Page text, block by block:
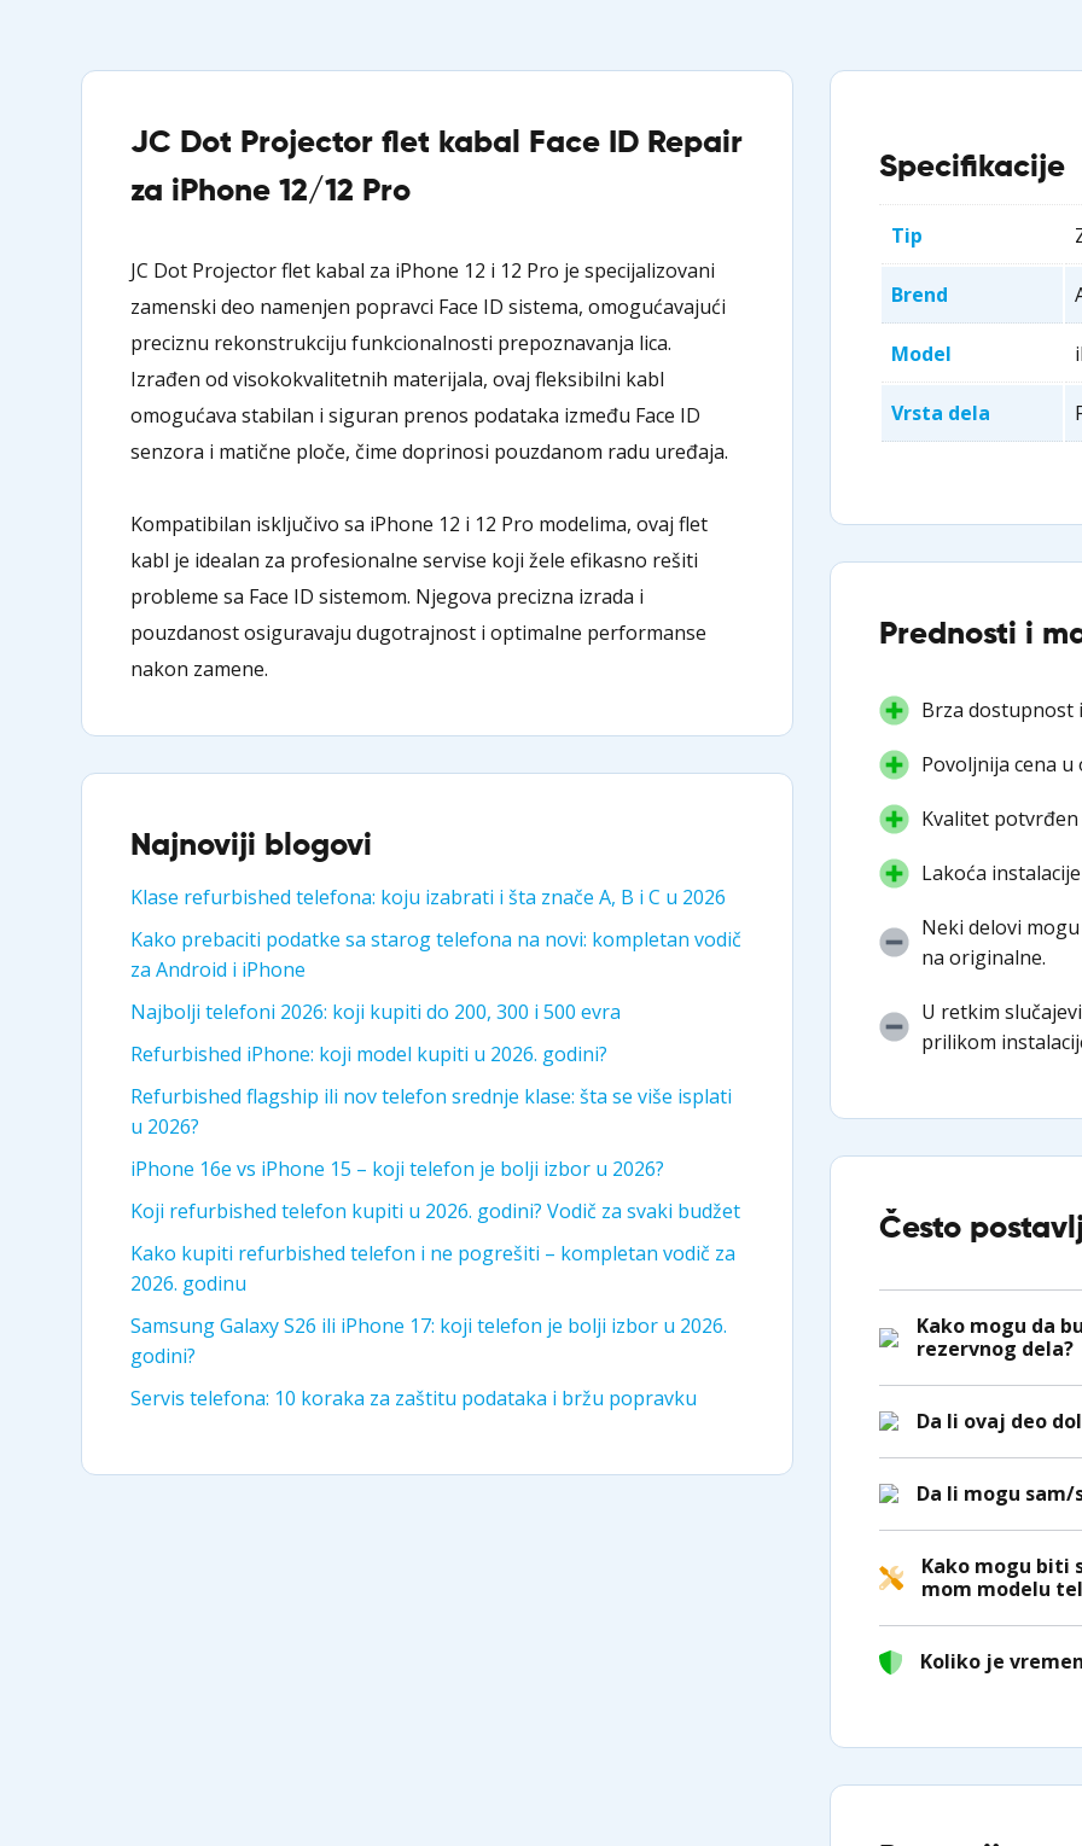
JC Dot Projector flet kabal Face ID Repair
za iPhone 12/12 Pro
JC Dot Projector flet kabal za iPhone 12 i 12 Pro je specijalizovani
zamenski deo namenjen popravci Face ID sistema, omogućavajući
preciznu rekonstrukciju funkcionalnosti prepoznavanja lica.
Izrađen od visokokvalitetnih materijala, ovaj fleksibilni kabl
omogućava stabilan i siguran prenos podataka između Face ID
senzora i matične ploče, čime doprinosi pouzdanom radu uređaja.
Kompatibilan isključivo sa iPhone 12 i 12 Pro modelima, ovaj flet
kabl je idealan za profesionalne servise koji žele efikasno rešiti
probleme sa Face ID sistemom. Njegova precizna izrada i
pouzdanost osiguravaju dugotrajnost i optimalne performanse
nakon zamene.
Najnoviji blogovi
Klase refurbished telefona: koju izabrati i šta znače A, B i C u 2026
Kako prebaciti podatke sa starog telefona na novi: kompletan vodič
za Android i iPhone
Najbolji telefoni 2026: koji kupiti do 200, 300 i 500 evra
Refurbished iPhone: koji model kupiti u 2026. godini?
Refurbished flagship ili nov telefon srednje klase: šta se više isplati
u 2026?
iPhone 16e vs iPhone 15 – koji telefon je bolji izbor u 2026?
Koji refurbished telefon kupiti u 2026. godini? Vodič za svaki budžet
Kako kupiti refurbished telefon i ne pogrešiti – kompletan vodič za
2026. godinu
Samsung Galaxy S26 ili iPhone 17: koji telefon je bolji izbor u 2026.
godini?
Servis telefona: 10 koraka za zaštitu podataka i bržu popravku
Specifikacije
Tip
Brend
Model
Vrsta dela
Prednosti i
Brza dostupnost
Povoljnija cena
Kvalitet
Lakoća
Neki delovi
na originalne.
U retkim
prilikom
Često
Kako mogu da
rezervnog dela?
Da li ovaj deo
Da li mogu
Kako mogu biti
mom modelu
Koliko je